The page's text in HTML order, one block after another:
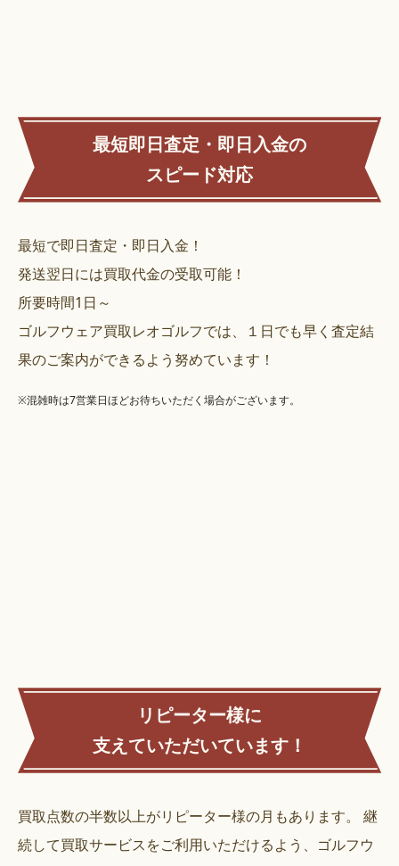
最短即日査定・即日入金の
スピード対応
最短で即日査定・即日入金！
発送翌日には買取代金の受取可能！
所要時間1日～
ゴルフウェア買取レオゴルフでは、１日でも早く査定結
果のご案内ができるよう努めています！
※混雑時は7営業日ほどお待ちいただく場合がございます。
リピーター様に
支えていただいています！
買取点数の半数以上がリピーター様の月もあります。
継
続して買取サービスをご利用いただけるよう、ゴルフウ